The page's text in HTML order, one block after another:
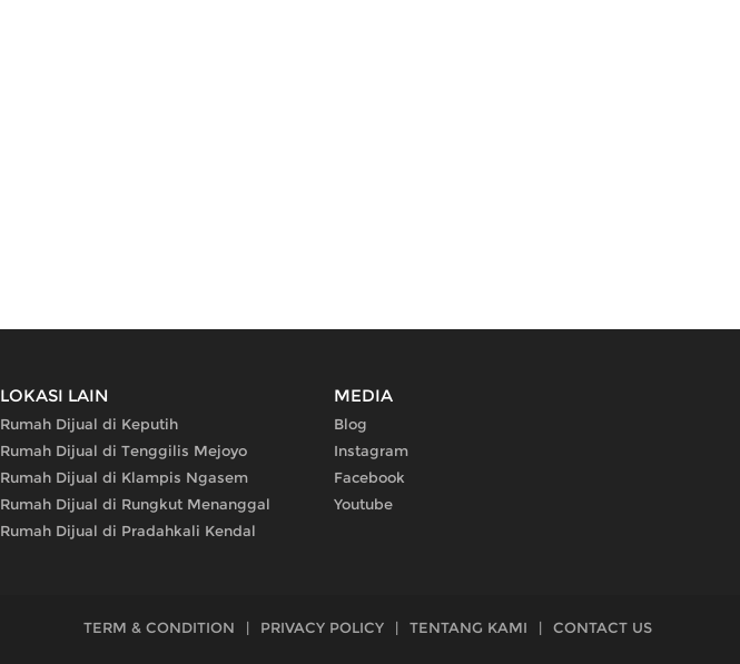
LOKASI LAIN
Rumah Dijual di Keputih
Rumah Dijual di Tenggilis Mejoyo
Rumah Dijual di Klampis Ngasem
Rumah Dijual di Rungkut Menanggal
Rumah Dijual di Pradahkali Kendal
MEDIA
Blog
Instagram
Facebook
Youtube
TERM & CONDITION | PRIVACY POLICY | TENTANG KAMI | CONTACT US